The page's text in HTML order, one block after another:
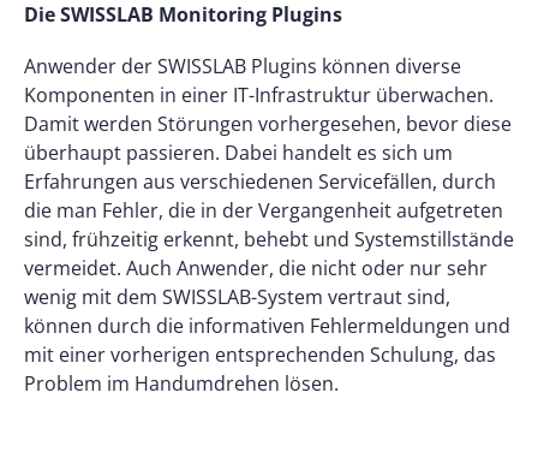
Die SWISSLAB Monitoring Plugins
Anwender der SWISSLAB Plugins können diverse
Komponenten in einer IT-Infrastruktur überwachen.
Damit werden Störungen vorhergesehen, bevor diese
überhaupt passieren. Dabei handelt es sich um
Erfahrungen aus verschiedenen Servicefällen, durch
die man Fehler, die in der Vergangenheit aufgetreten
sind, frühzeitig erkennt, behebt und Systemstillstände
vermeidet. Auch Anwender, die nicht oder nur sehr
wenig mit dem SWISSLAB-System vertraut sind,
können durch die informativen Fehlermeldungen und
mit einer vorherigen entsprechenden Schulung, das
Problem im Handumdrehen lösen.